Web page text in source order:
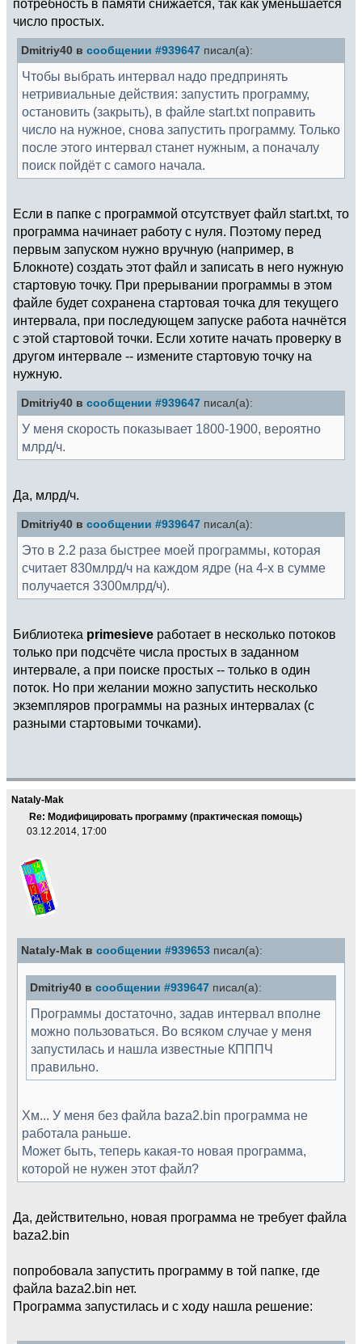
потребность в памяти снижается, так как уменьшается
число простых.
Dmitriy40 в сообщении #939647 писал(а):
Чтобы выбрать интервал надо предпринять
нетривиальные действия: запустить программу,
остановить (закрыть), в файле start.txt поправить
число на нужное, снова запустить программу. Только
после этого интервал станет нужным, а поначалу
поиск пойдёт с самого начала.
Если в папке с программой отсутствует файл start.txt, то
программа начинает работу с нуля. Поэтому перед
первым запуском нужно вручную (например, в
Блокноте) создать этот файл и записать в него нужную
стартовую точку. При прерывании программы в этом
файле будет сохранена стартовая точка для текущего
интервала, при последующем запуске работа начнётся
с этой стартовой точки. Если хотите начать проверку в
другом интервале -- измените стартовую точку на
нужную.
Dmitriy40 в сообщении #939647 писал(а):
У меня скорость показывает 1800-1900, вероятно
млрд/ч.
Да, млрд/ч.
Dmitriy40 в сообщении #939647 писал(а):
Это в 2.2 раза быстрее моей программы, которая
считает 830млрд/ч на каждом ядре (на 4-х в сумме
получается 3300млрд/ч).
Библиотека primesieve работает в несколько потоков
только при подсчёте числа простых в заданном
интервале, а при поиске простых -- только в один
поток. Но при желании можно запустить несколько
экземпляров программы на разных интервалах (с
разными стартовыми точками).
Nataly-Mak
Re: Модифицировать программу (практическая помощь)
03.12.2014, 17:00
Nataly-Mak в сообщении #939653 писал(а):
Dmitriy40 в сообщении #939647 писал(а):
Программы достаточно, задав интервал вполне
можно пользоваться. Во всяком случае у меня
запустилась и нашла известные КПППЧ
правильно.
Хм... У меня без файла baza2.bin программа не
работала раньше.
Может быть, теперь какая-то новая программа,
которой не нужен этот файл?
Да, действительно, новая программа не требует файла
baza2.bin
попробовала запустить программу в той папке, где
файла baza2.bin нет.
Программа запустилась и с ходу нашла решение: